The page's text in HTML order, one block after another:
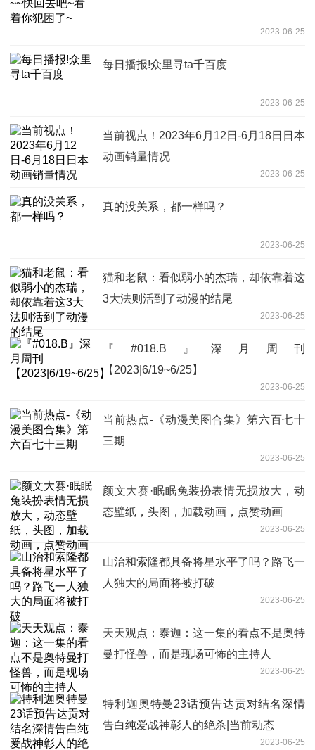
2023-06-25
每日播报!众里寻ta千百度
2023-06-25
当前视点！2023年6月12日-6月18日日本
动画销量情况
2023-06-25
真的没关系，都一样吗？
2023-06-25
猫和老鼠：看似弱小的杰瑞，却依靠着这
3大法则活到了动漫的结尾
2023-06-25
『#018.B』深月周刊
【2023|6/19~6/25】
2023-06-25
当前热点-《动漫美图合集》第六百七十
三期
2023-06-25
颜文大赛·眠眠兔装扮表情无损放大，动
态壁纸，头图，加载动画，点赞动画
2023-06-25
山治和索隆都具备将星水平了吗？路飞一
人独大的局面将被打破
2023-06-25
天天观点：泰迦：这一集的看点不是奥特
曼打怪兽，而是现场可怖的主持人
2023-06-25
特利迦奥特曼23话预告达贡对结名深情
告白纯爱战神彰人的绝杀|当前动态
2023-06-25